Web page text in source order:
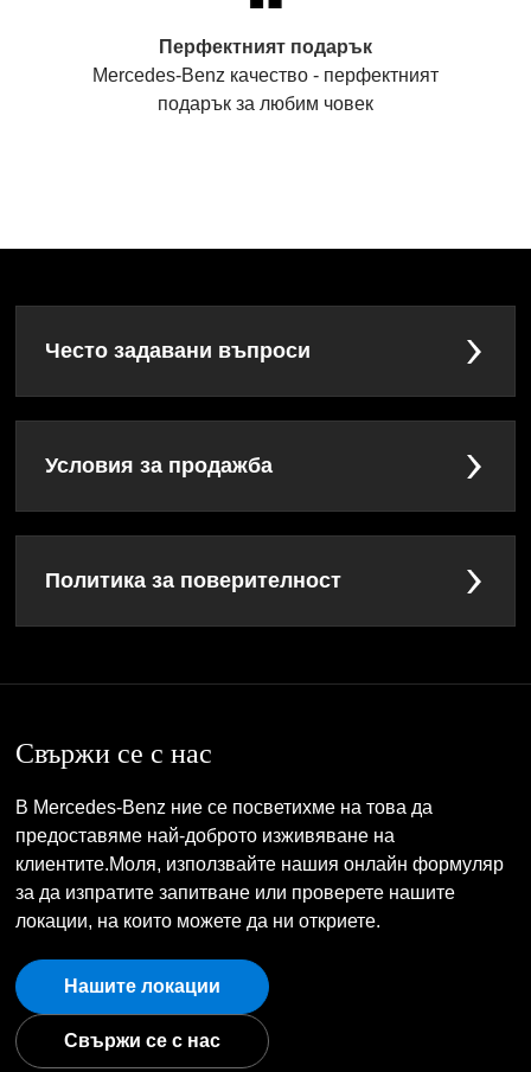
Перфектният подарък
Mercedes-Benz качество - перфектният
подарък за любим човек
Често задавани въпроси
Условия за продажба
Политика за поверителност
Свържи се с нас
В Mercedes-Benz ние се посветихме на това да
предоставяме най-доброто изживяване на
клиентите.Моля, използвайте нашия онлайн формуляр
за да изпратите запитване или проверете нашите
локации, на които можете да ни откриете.
Нашите локации
Свържи се с нас